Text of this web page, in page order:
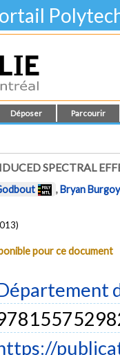
Déposer Parcourir
SPECTRAL
,Bryan
pour ce document